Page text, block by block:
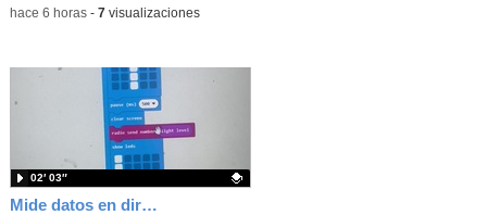
-hace 6 horas- 7 visualizaciones
Mide datos en directo usando tu placa microbit y programando con MakeCode dos placas conectadas por radio
02′ 03″